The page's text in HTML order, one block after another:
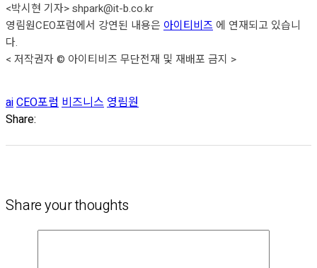
<박시현 기자> shpark@it-b.co.kr
영림원CEO포럼에서 강연된 내용은 아이티비즈 에 연재되고 있습니
다.
< 저작권자 © 아이티비즈 무단전재 및 재배포 금지 >
aiCEO포럼비즈니스영림원
Share:
Share your thoughts